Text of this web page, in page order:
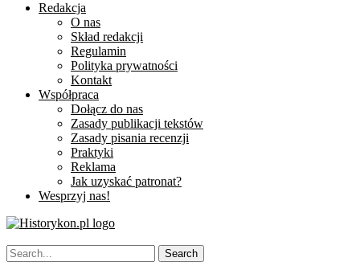
Redakcja
O nas
Skład redakcji
Regulamin
Polityka prywatności
Kontakt
Współpraca
Dołącz do nas
Zasady publikacji tekstów
Zasady pisania recenzji
Praktyki
Reklama
Jak uzyskać patronat?
Wesprzyj nas!